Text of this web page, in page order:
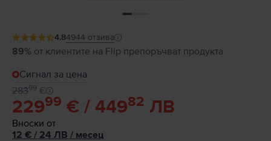
4.84944 отзива
89% от клиентите на Flip препоръчват продукта
Сигнал за цена
22999 € / 44982 ЛВ
28399 €
Вноски от
12 € / 24 ЛВ / месец